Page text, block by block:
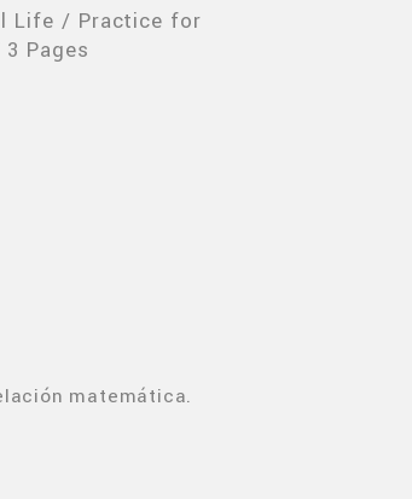
Life / Practice for
Pages
matemática.